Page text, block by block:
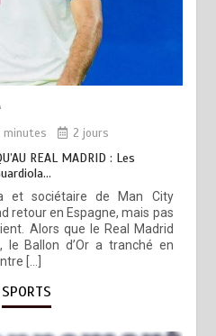
minutes 2 jours
REAL MADRID : Les
et sociétaire de Man City
retour en Espagne, mais pas
Alors que le Real Madrid
le Ballon d’Or a tranché en
[…]
SPORTS